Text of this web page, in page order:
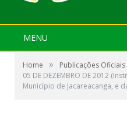
MENU
Home » Publicações Oficiais
05 DE DEZEMBRO DE 2012
Município de Jacareacanga, e